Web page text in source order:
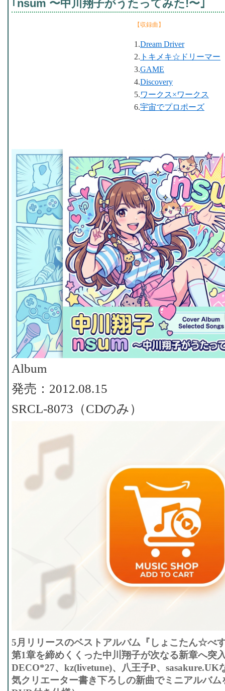
｢nsum 〜中川翔子がうたってみた!〜｣
【収録曲】
1.Dream Driver
2. トキメキ☆ドリーマー
3.GAME
4.Discovery
5.ワークス×ワークス
6.宇宙でプロポーズ
Album
発売：2012.08.15
SRCL-8073（CDのみ）
5月リリースのベストアルバム『しょこたん☆
第1章を締めくくった中川翔子が次なる新章へ突
DECO*27、kz(livetune)、八王子P、sasakure.UK
気クリエーター書き下ろしの新曲でミニアルバ